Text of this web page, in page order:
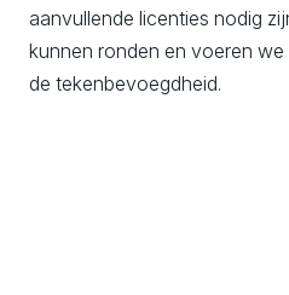
aanvullende licenties nodig
kunnen ronden en voeren
de tekenbevoegdheid.